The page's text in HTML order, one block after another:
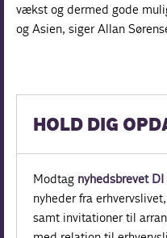
vækst og dermed gode
og Asien, siger Allan
HOLD DIG
Modtag nyhedsbrevet
nyheder fra
samt invitationer til